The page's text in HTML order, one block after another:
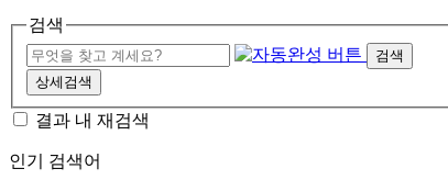
검색
검색
상세검색
결과 내 재검색
인기 검색어